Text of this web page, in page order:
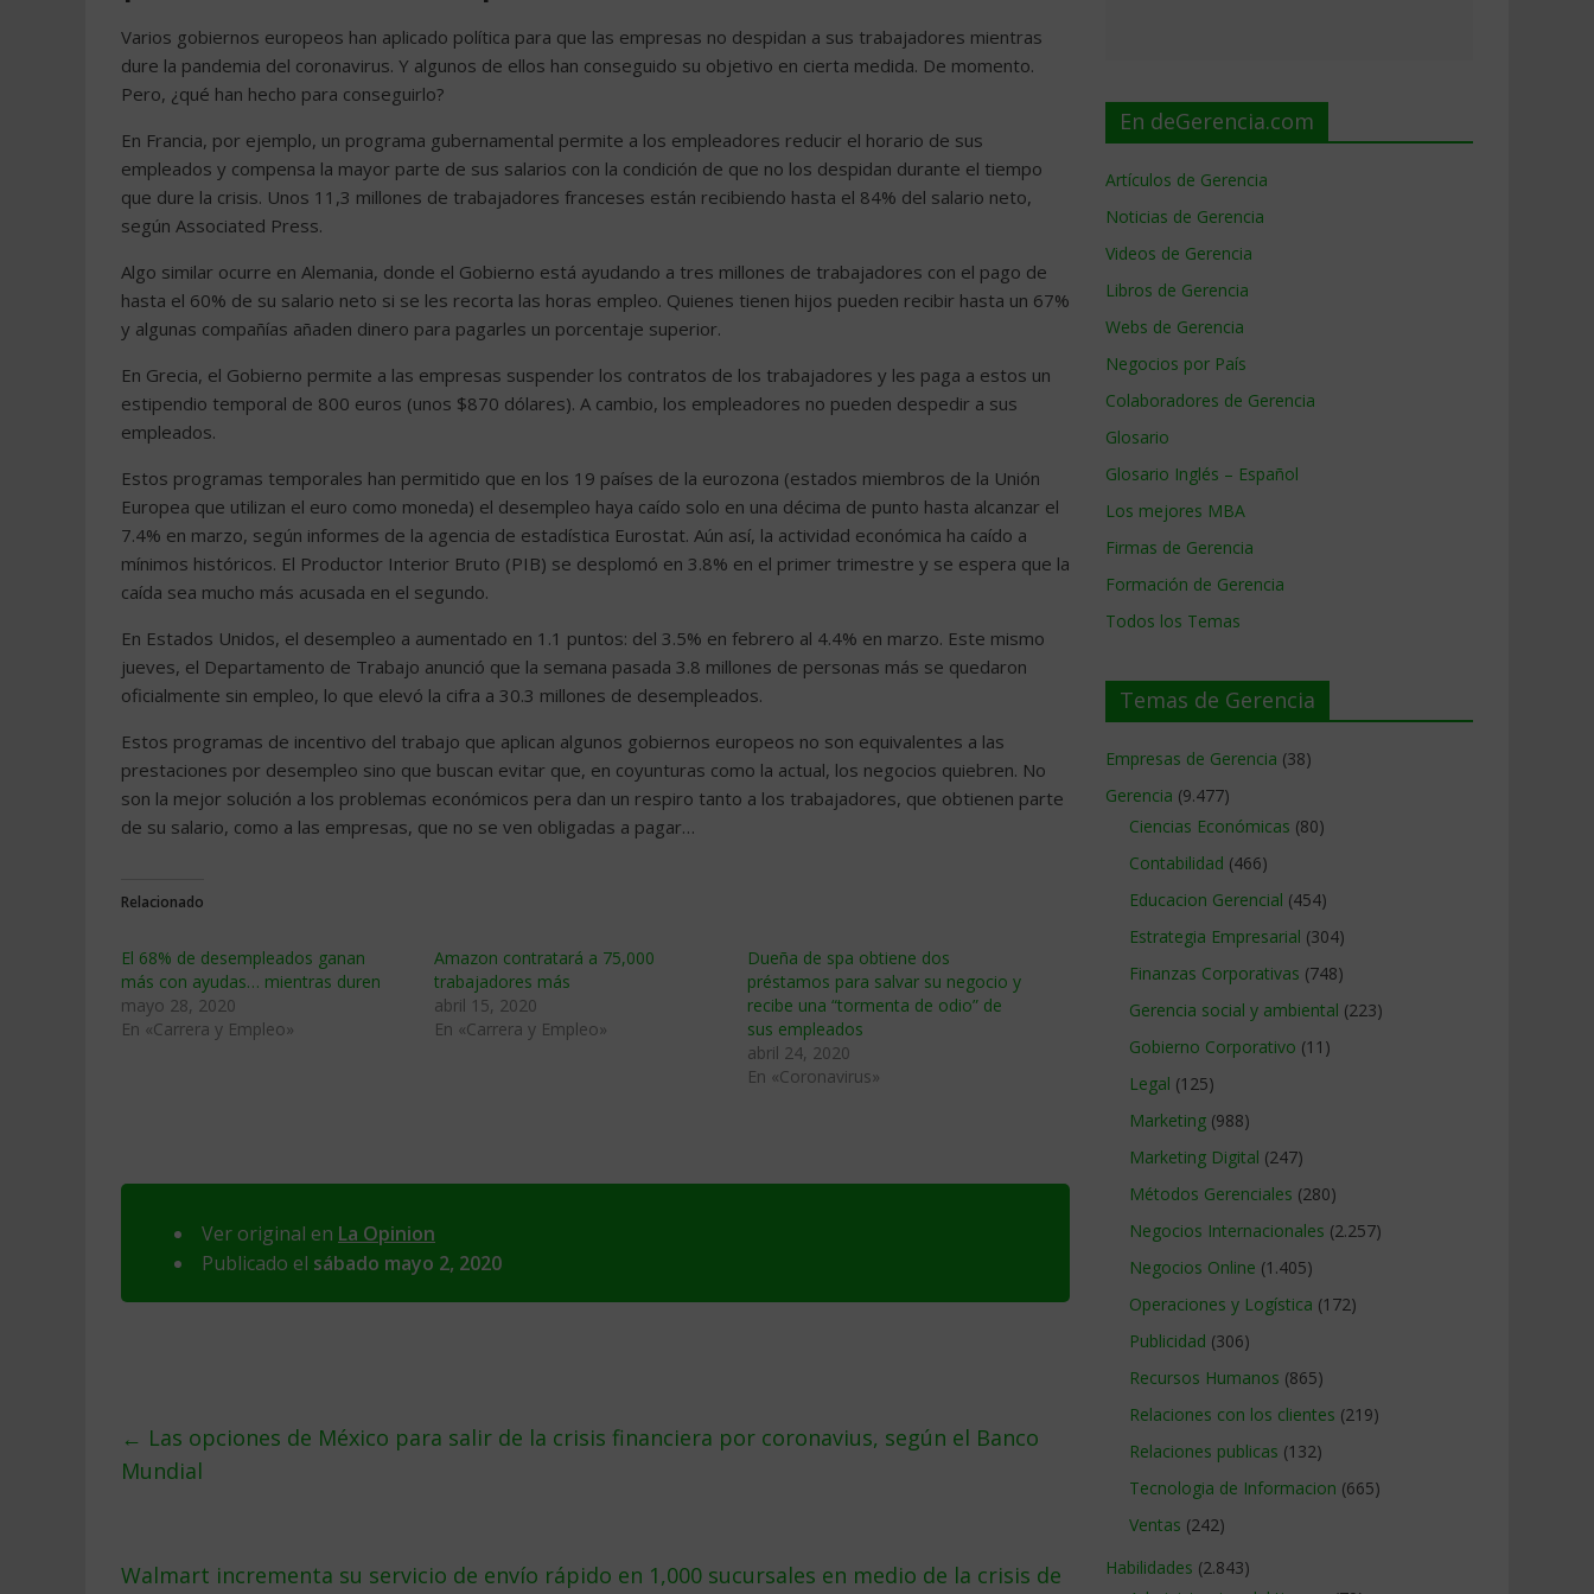
Varios gobiernos europeos han aplicado política para que las empresas no despidan a sus trabajadores mientras
dure la pandemia del coronavirus. Y algunos de ellos han conseguido su objetivo en cierta medida. De momento.
Pero, ¿qué han hecho para conseguirlo?
En Francia, por ejemplo, un programa gubernamental permite a los empleadores reducir el horario de sus
empleados y compensa la mayor parte de sus salarios con la condición de que no los despidan durante el tiempo
que dure la crisis. Unos 11,3 millones de trabajadores franceses están recibiendo hasta el 84% del salario neto,
según Associated Press.
Algo similar ocurre en Alemania, donde el Gobierno está ayudando a tres millones de trabajadores con el pago de
hasta el 60% de su salario neto si se les recorta las horas empleo. Quienes tienen hijos pueden recibir hasta un 67%
y algunas compañías añaden dinero para pagarles un porcentaje superior.
En Grecia, el Gobierno permite a las empresas suspender los contratos de los trabajadores y les paga a estos un
estipendio temporal de 800 euros (unos $870 dólares). A cambio, los empleadores no pueden despedir a sus
empleados.
Estos programas temporales han permitido que en los 19 países de la eurozona (estados miembros de la Unión
Europea que utilizan el euro como moneda) el desempleo haya caído solo en una décima de punto hasta alcanzar el
7.4% en marzo, según informes de la agencia de estadística Eurostat. Aún así, la actividad económica ha caído a
mínimos históricos. El Productor Interior Bruto (PIB) se desplomó en 3.8% en el primer trimestre y se espera que la
caída sea mucho más acusada en el segundo.
En Estados Unidos, el desempleo a aumentado en 1.1 puntos: del 3.5% en febrero al 4.4% en marzo. Este mismo
jueves, el Departamento de Trabajo anunció que la semana pasada 3.8 millones de personas más se quedaron
oficialmente sin empleo, lo que elevó la cifra a 30.3 millones de desempleados.
Estos programas de incentivo del trabajo que aplican algunos gobiernos europeos no son equivalentes a las
prestaciones por desempleo sino que buscan evitar que, en coyunturas como la actual, los negocios quiebren. No
son la mejor solución a los problemas económicos pera dan un respiro tanto a los trabajadores, que obtienen parte
de su salario, como a las empresas, que no se ven obligadas a pagar…
Relacionado
El 68% de desempleados ganan
más con ayudas… mientras duren
mayo 28, 2020
En «Carrera y Empleo»
Amazon contratará a 75,000
trabajadores más
abril 15, 2020
En «Carrera y Empleo»
Dueña de spa obtiene dos
préstamos para salvar su negocio y
recibe una “tormenta de odio” de
sus empleados
abril 24, 2020
En «Coronavirus»
Ver original en La Opinion
Publicado el sábado mayo 2, 2020
← Las opciones de México para salir de la crisis financiera por coronavius, según el Banco
Mundial
Walmart incrementa su servicio de envío rápido en 1,000 sucursales en medio de la crisis de
En deGerencia.com
Artículos de Gerencia
Noticias de Gerencia
Videos de Gerencia
Libros de Gerencia
Webs de Gerencia
Negocios por País
Colaboradores de Gerencia
Glosario
Glosario Inglés – Español
Los mejores MBA
Firmas de Gerencia
Formación de Gerencia
Todos los Temas
Temas de Gerencia
Empresas de Gerencia (38)
Gerencia (9.477)
Ciencias Económicas (80)
Contabilidad (466)
Educacion Gerencial (454)
Estrategia Empresarial (304)
Finanzas Corporativas (748)
Gerencia social y ambiental (223)
Gobierno Corporativo (11)
Legal (125)
Marketing (988)
Marketing Digital (247)
Métodos Gerenciales (280)
Negocios Internacionales (2.257)
Negocios Online (1.405)
Operaciones y Logística (172)
Publicidad (306)
Recursos Humanos (865)
Relaciones con los clientes (219)
Relaciones publicas (132)
Tecnologia de Informacion (665)
Ventas (242)
Habilidades (2.843)